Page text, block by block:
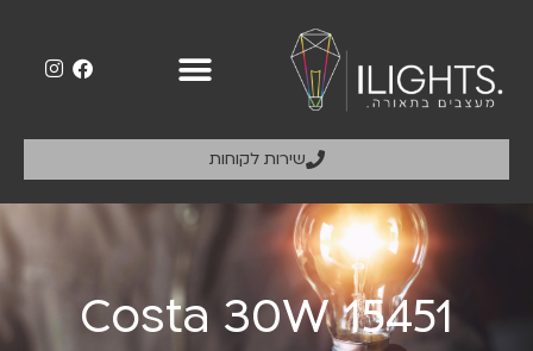
שירות לקוחות
Costa 30W 15451